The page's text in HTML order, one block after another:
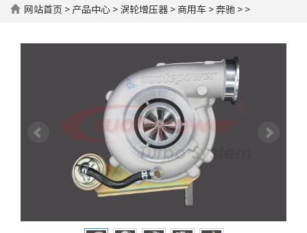
网站首页 > 产品中心 > 涡轮增压器 >商用车 >奔驰 > >